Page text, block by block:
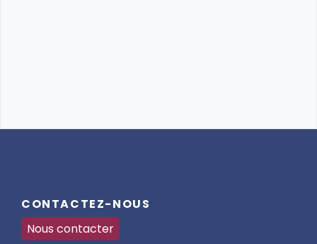
CONTACTEZ-NOUS
Nous contacter